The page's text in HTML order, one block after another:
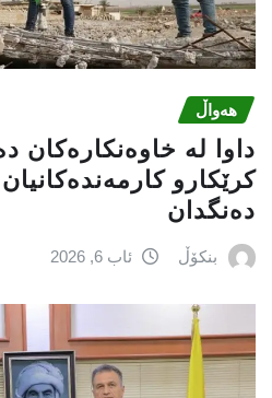
هەواڵ
داوا لە خاوەنکارەکان
کرێکارو
دەنگدان
بنکۆڵ ئاب 6, 2026